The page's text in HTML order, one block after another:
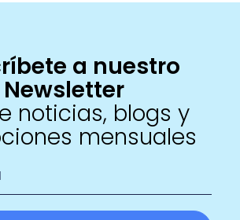
a nuestro
Newsletter
noticias, blogs y
mensuales